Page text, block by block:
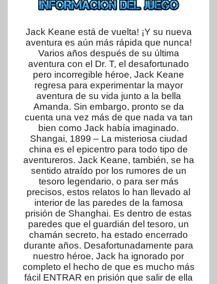
Jack Keane está de vuelta! ¡Y su nueva
aventura es aún más rápida que nunca!
Varios años después de su última
aventura con el Dr. T, el desafortunado
pero incorregible héroe, Jack Keane
regresa para experimentar la mayor
aventura de su vida junto a la bella
Amanda. Sin embargo, pronto se da
cuenta una vez más de que nada va tan
bien como Jack había imaginado.
Shangai, 1899 – La misteriosa ciudad
china es el epicentro para todo tipo de
aventureros. Jack Keane, también, se ha
sentido atraído por los rumores de un
tesoro legendario, o para ser más
precisos, estos relatos lo han llevado al
interior de las paredes de la famosa
prisión de Shanghai. Es dentro de estas
paredes que el guardián del tesoro, un
chamán secreto, ha estado encerrado
durante años. Desafortunadamente para
nuestro héroe, Jack ha ignorado por
completo el hecho de que es mucho más
fácil ENTRAR en prisión que salir de ella